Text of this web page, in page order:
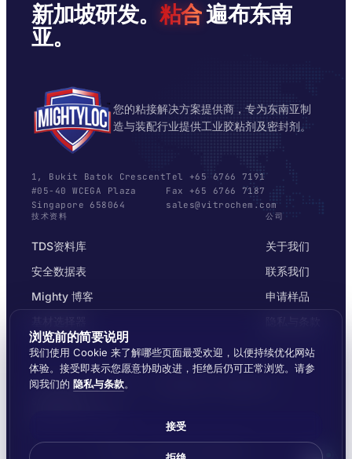
新加坡研发。 粘合遍布东南
亚。
您的粘接解决方案提供商，专为东南亚制
造与装配行业提供工业胶粘剂及密封剂。
1, Bukit Batok Crescent
#05-40 WCEGA Plaza
Singapore 658064
Tel +65 6766 7191
Fax +65 6766 7187
sales@vitrochem.com
技术资料
TDS资料库
安全数据表
Mighty 博客
公司
关于我们
联系我们
申请样品
© 2026 MIGHTYLOC™ · VITROCHEM TECHNOLOGY ·
Ernest Dynamics
浏览前的简要说明
我们使用 Cookie 来了解哪些页面最受欢迎，以便持续优化网站
体验。接受即表示您愿意协助改进，拒绝后仍可正常浏览。请参
阅我们的 隐私与条款。
接受